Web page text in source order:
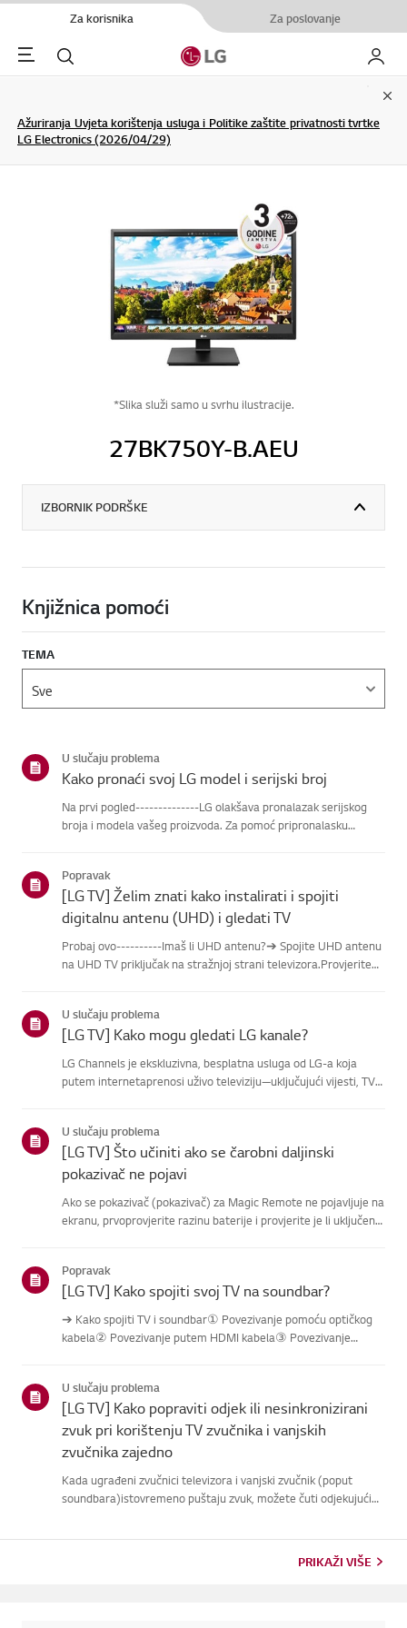
Za korisnika Za poslovanje
Menu Pretraživanje My LG
Ažuriranja Uvjeta korištenja usluga i Politike zaštite privatnosti tvrtke
LG Electronics (2026/04/29)
*Slika služi samo u svrhu ilustracije.
27BK750Y-B.AEU
IZBORNIK PODRŠKE
Knjižnica pomoći
TEMA
U slučaju problema
Kako pronaći svoj LG model i serijski broj
Na prvi pogled--------------LG olakšava pronalazak serijskog
broja i modela vašeg proizvoda. Za pomoć pripronalasku
napravlje...
Popravak
[LG TV] Želim znati kako instalirati i spojiti
digitalnu antenu (UHD) i gledati TV
Probaj ovo----------Imaš li UHD antenu?➔ Spojite UHD antenu
na UHD TV priključak na stražnjoj strani televizora.Provjerite
U slučaju problema
[LG TV] Kako mogu gledati LG kanale?
LG Channels je ekskluzivna, besplatna usluga od LG-a koja
putem internetaprenosi uživo televiziju—uključujući vijesti, TV
tipkikanala...
U slučaju problema
[LG TV] Što učiniti ako se čarobni daljinski
pokazivač ne pojavi
Ako se pokazivač (pokazivač) za Magic Remote ne pojavljuje na
ekranu, prvoprovjerite razinu baterije i provjerite je li uključena
Popravak
[LG TV] Kako spojiti svoj TV na soundbar?
➔ Kako spojiti TV i soundbar① Povezivanje pomoću optičkog
kabela② Povezivanje putem HDMI kabela③ Povezivanje
Povezivanje pomoću...
U slučaju problema
[LG TV] Kako popraviti odjek ili nesinkronizirani
zvuk pri korištenju TV zvučnika i vanjskih
zvučnika zajedno
Kada ugrađeni zvučnici televizora i vanjski zvučnik (poput
soundbara)istovremeno puštaju zvuk, možete čuti odjekujući
PRIKAŽI VIŠE